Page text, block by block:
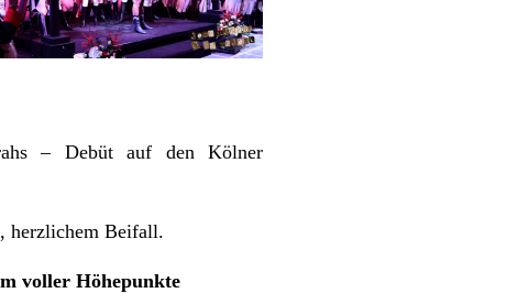
– Debüt auf den Kölner
herzlichem Beifall.
voller Höhepunkte